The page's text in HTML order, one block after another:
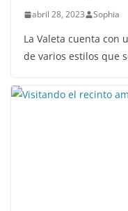
abril 28, 2023 Sophia
La Valeta cuenta con
de varios estilos que